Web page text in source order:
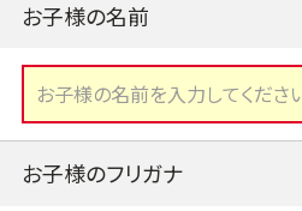
お子様の名前
お子様のフリガナ